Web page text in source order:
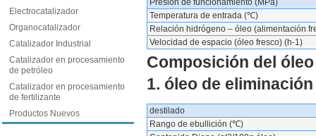
Electrocatalizador
Organocatalizador
Catalizador Industrial
Catalizador en procesamiento
de petróleo
Catalizador en procesamiento
de fertilizante
Productos Nuevos
Presión de funcionamiento (MPa)
Temperatura de entrada (℃)
Relación hidrógeno – óleo (alimentación
Velocidad de espacio (óleo fresco) (h-1)
Composición del
1. óleo de eliminación
destilado
Rango de ebullición (℃)